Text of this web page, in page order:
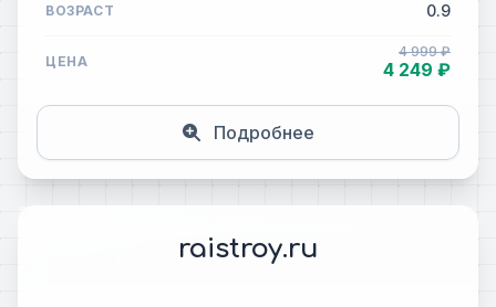
ВОЗРАСТ 0.9
ЦЕНА
4 999 ₽
4 249 ₽
Подробнее
raistroy.ru